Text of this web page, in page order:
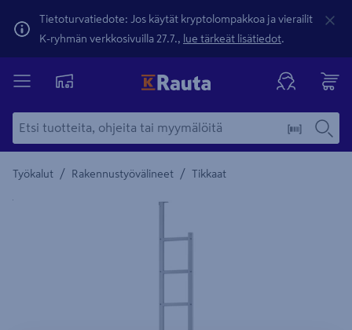
Tietoturvatiedote: Jos käytät kryptolompakkoa ja vierailit
K-ryhmän verkkosivuilla 27.7., lue tärkeät lisätiedot.
Työkalut / Rakennustyövälineet / Tikkaat
Yksityiskohtainen kuvaus löytyy Tuotteen kuvaus -